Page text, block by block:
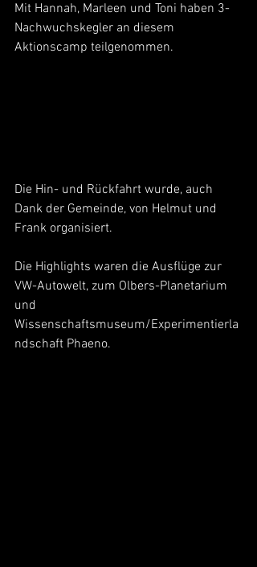
Mit Hannah, Marleen und Toni haben 3-
Nachwuchskegler an diesem
Aktionscamp teilgenommen.
Die Hin- und Rückfahrt wurde, auch
Dank der Gemeinde, von Helmut und
Frank organisiert.
Die Highlights waren die Ausflüge zur
VW-Autowelt, zum Olbers-Planetarium
und
Wissenschaftsmuseum/Experimentierla
ndschaft Phaeno.